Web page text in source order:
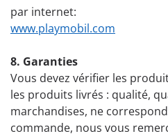
par internet:
www.playmobil.com
8. Garanties
Vous devez vérifier les
les produits livrés : qualité,
marchandises, ne
commande, nous vous